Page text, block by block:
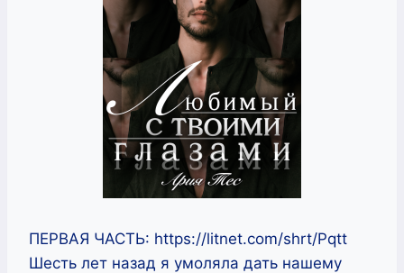
ПЕРВАЯ ЧАСТЬ: https://litnet.com/shrt/Pqtt
Шесть лет назад я умоляла дать нашему